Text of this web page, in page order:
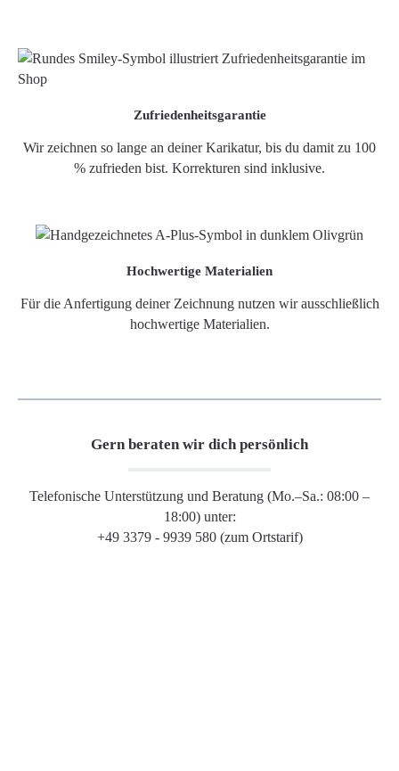
Zufriedenheitsgarantie
Wir zeichnen so lange an deiner Karikatur, bis du damit zu 100
% zufrieden bist. Korrekturen sind inklusive.
Hochwertige Materialien
Für die Anfertigung deiner Zeichnung nutzen wir ausschließlich
hochwertige Materialien.
Gern beraten wir dich persönlich
Telefonische Unterstützung und Beratung (Mo.–Sa.: 08:00 –
18:00) unter:
+49 3379 - 9939 580 (zum Ortstarif)